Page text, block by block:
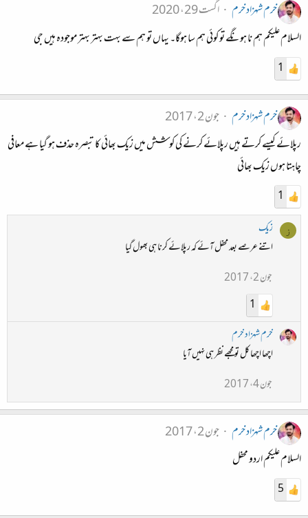
خرم شہزاد خرم
اگست 29، 2020
السلام علیکم ہم نا ہونگے تو کوئی ہم سا ہوگا۔ یہاں تو ہم سے بہت بہتر بہتر موجودہ ہیں جی
1
خرم شہزاد خرم
جون 2، 2017
رپلائے کیسے کرتے ہیں رپلائے کرنے کی کوشش میں زیک بھائی کا تبصرہ حذف ہو گیا ہے معافی
چاہتا ہوں زیک بھائی
1
ز
زیک
اتنے عرصے بعد محفل آئے کہ رپلائے کرنا ہی بھول گیا
جون 2، 2017
1
خرم شہزاد خرم
اچھا اچھا کل تو مجھے نظر ہی نہیں آیا
جون 4، 2017
خرم شہزاد خرم
جون 2، 2017
السلام علیکم اردو محفل
5